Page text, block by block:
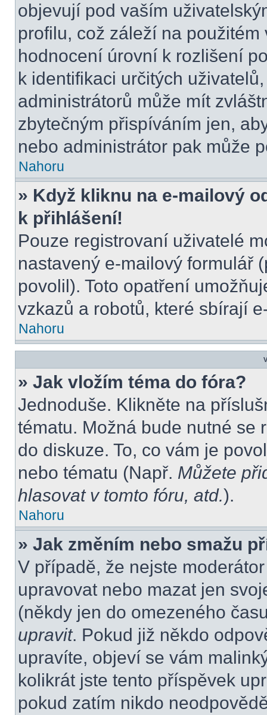
objevují pod vaším
profilu, což záleží na
hodnocení úrovní k rozlišení
k identifikaci určitých
administrátorů může mít
zbytečným přispíváním jen,
nebo administrátor pak může
Nahoru
» Když kliknu na e-mailový
k přihlášení!
Pouze registrovaní uživatelé
nastavený e-mailový formulář
povolil). Toto opatření
vzkazů a robotů, které sbírají
Nahoru
» Jak vložím téma do fóra?
Jednoduše. Klikněte na
tématu. Možná bude nutné se
do diskuze. To, co vám je
nebo tématu (Např. Můžete
hlasovat v tomto fóru, atd.).
Nahoru
» Jak změním nebo smažu
V případě, že nejste
upravovat nebo mazat jen
(někdy jen do omezeného
upravit. Pokud již někdo
upravíte, objeví se vám
kolikrát jste tento příspěvek
pokud zatím nikdo